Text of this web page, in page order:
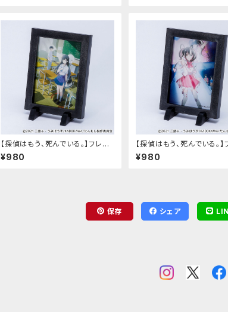
【探偵はもう、死んでいる。】フレー
ムマグネット（2弾-B）
¥980
【探偵はもう、死んでいる。】
ムマグネット（3弾-A）
¥980
保存 シェア